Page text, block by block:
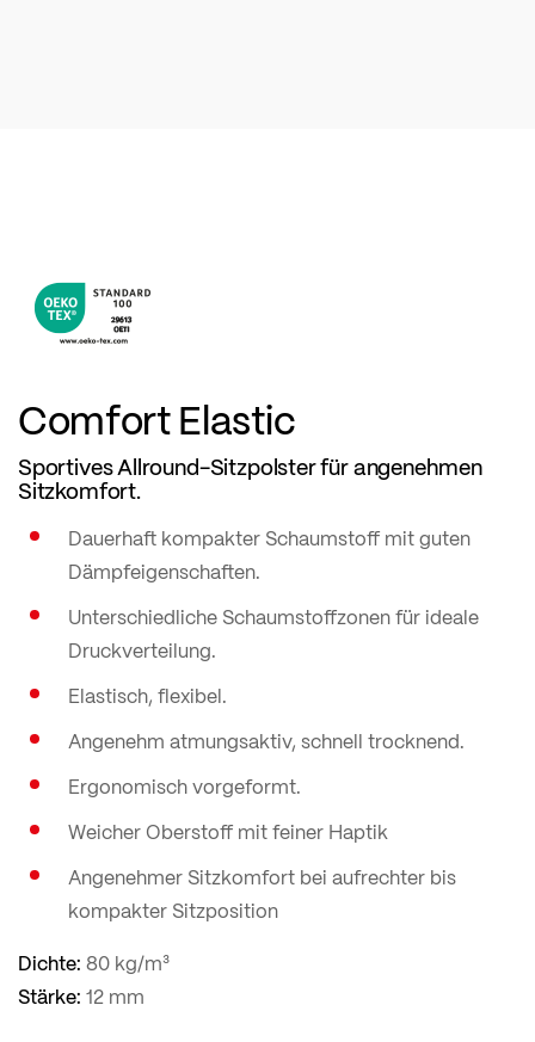
Comfort Elastic
Sportives Allround-Sitzpolster für angenehmen
Sitzkomfort.
Dauerhaft kompakter Schaumstoff mit guten
Dämpfeigenschaften.
Unterschiedliche Schaumstoffzonen für ideale
Druckverteilung.
Elastisch, flexibel.
Angenehm atmungsaktiv, schnell trocknend.
Ergonomisch vorgeformt.
Weicher Oberstoff mit feiner Haptik
Angenehmer Sitzkomfort bei aufrechter bis
kompakter Sitzposition
Dichte: 80 kg/m³
Stärke: 12 mm